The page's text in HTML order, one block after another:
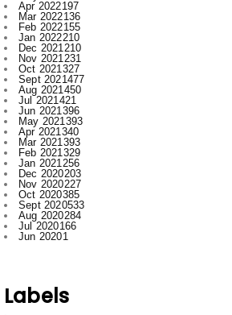
Nov 2021231
Oct 2021327
Sept 2021477
Aug 2021450
Jul 2021421
Jun 2021396
May 2021393
Apr 2021340
Mar 2021393
Feb 2021329
Jan 2021256
Dec 2020203
Nov 2020227
Oct 2020385
Sept 2020533
Aug 2020284
Jul 2020166
Jun 20201
Ambagarh
Ambagarh Chauki